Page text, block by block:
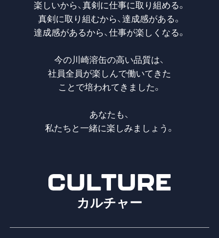
楽しいから、真剣に仕事に取り組める。
真剣に取り組むから、達成感がある。
達成感があるから、仕事が楽しくなる。
今の川崎溶缶の高い品質は、
社員全員が楽しんで働いてきた
ことで培われてきました。
あなたも、
私たちと一緒に楽しみましょう。
カルチャー